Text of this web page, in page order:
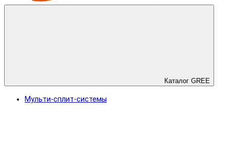
Каталог GREE
Мульти-сплит-системы